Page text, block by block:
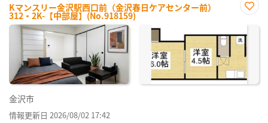
Kマンスリー金沢駅西口前（金沢春日ケアセンター前）
312・2K-【中部屋】(No.918159)
に入
り登
録
金沢市
情報更新日 2026/08/02 17:42